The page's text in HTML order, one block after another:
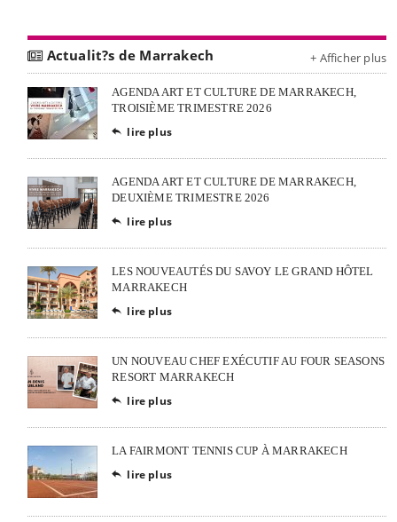
Actualit?s de Marrakech + Afficher plus
AGENDA ART ET CULTURE DE MARRAKECH,
TROISIÈME TRIMESTRE 2026
 lire plus
AGENDA ART ET CULTURE DE MARRAKECH,
DEUXIÈME TRIMESTRE 2026
 lire plus
LES NOUVEAUTÉS DU SAVOY LE GRAND HÔTEL
MARRAKECH
 lire plus
UN NOUVEAU CHEF EXÉCUTIF AU FOUR SEASONS
RESORT MARRAKECH
 lire plus
LA FAIRMONT TENNIS CUP À MARRAKECH
 lire plus